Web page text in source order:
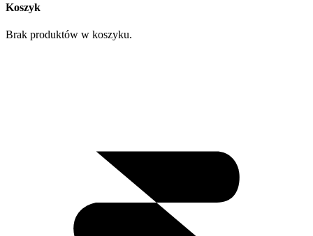
Koszyk
Brak produktów w koszyku.